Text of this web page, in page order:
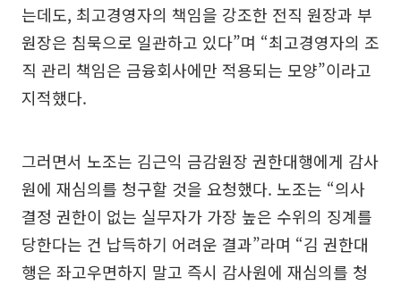
는데도, 최고경영자의 책임을 강조한 전직 원장과 부
원장은 침묵으로 일관하고 있다”며 “최고경영자의 조
직 관리 책임은 금융회사에만 적용되는 모양”이라고
지적했다.
그러면서 노조는 김근익 금감원장 권한대행에게 감사
원에 재심의를 청구할 것을 요청했다. 노조는 “의사
결정 권한이 없는 실무자가 가장 높은 수위의 징계를
당한다는 건 납득하기 어려운 결과”라며 “김 권한대
행은 좌고우면하지 말고 즉시 감사원에 재심의를 청